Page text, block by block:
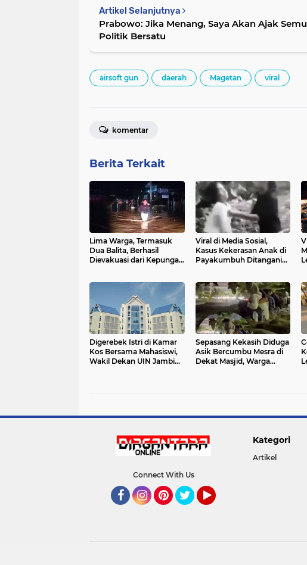
Artikel Selanjutnya
Prabowo: Jika Menang, Saya Akan Ajak
Politik Bersatu
airsoft gun daerah Magetan viral
komentar
Berita Terkait
Lima Warga, Termasuk
Dua Balita, Berhasil
Dievakuasi dari Kepungan
Viral di Media Sosial,
Kasus Kekerasan Anak di
Payakumbuh Ditangani
Digerebek Istri di Kamar
Kos Bersama Mahasiswi,
Wakil Dekan UIN Jambi
Sepasang Kekasih Diduga
Asik Bercumbu Mesra di
Dekat Masjid, Warga
Connect With Us
Kategori
Artikel